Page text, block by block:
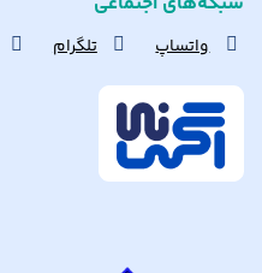
واتساپ تلگرام